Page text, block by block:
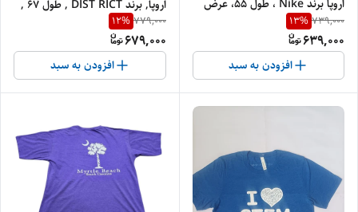
اروپا برند Nike ، طول ۵۵، عرض
37
739,000
13%
639,000
افزودن به سبد
اروپا, برند DIST RICT , طول 67 ,
عرض 41
779,000
12%
679,000
افزودن به سبد